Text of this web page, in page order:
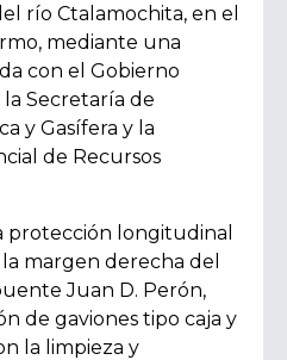
río Ctalamochita, en el
mediante una
con el Gobierno
Secretaría de
y Gasífera y la
de Recursos
protección longitudinal
margen derecha del
Juan D. Perón,
de gaviones tipo caja y
la limpieza y